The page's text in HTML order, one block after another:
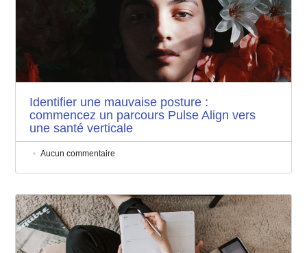
Identifier une mauvaise posture :
commencez un parcours Pulse Align vers
une santé verticale
Aucun commentaire